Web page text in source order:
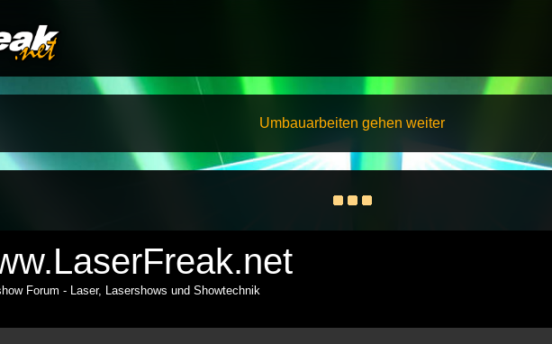
Umbauarbeiten gehen weiter
Forum - Laser, Lasershows und Showtechnik